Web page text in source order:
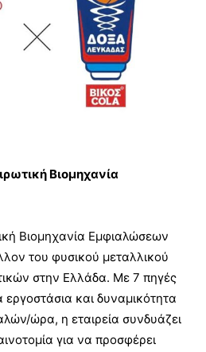
Βιομηχανία
Βιομηχανία Εμφιαλώσεων
του φυσικού μεταλλικού
στην Ελλάδα. Με 7 πηγές
και δυναμικότητα
ώρα, η εταιρεία συνδυάζει
για να προσφέρει